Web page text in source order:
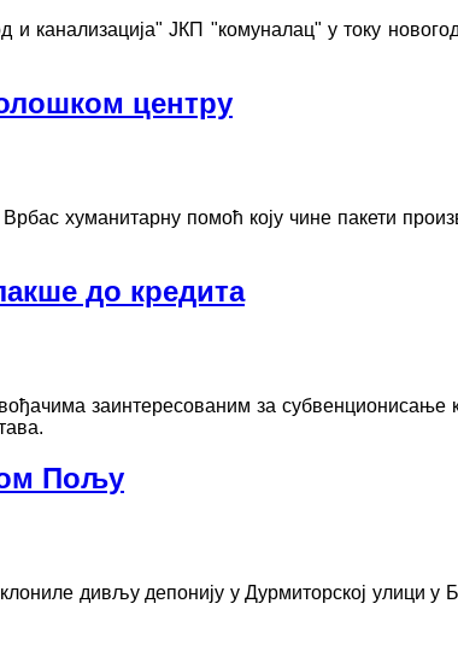
канализација" ЈКП "комуналац" у току
центру
хуманитарну помоћ коју чине пакети
до кредита
заинтересованим за субвенционисање
Пољу
дивљу депонију у Дурмиторској улици